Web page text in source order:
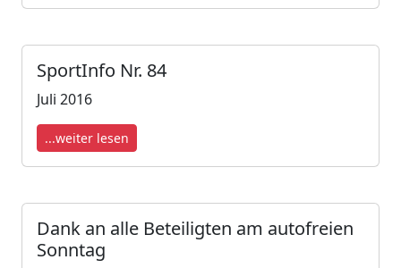
SportInfo Nr. 84
Juli 2016
...weiter lesen
Dank an alle Beteiligten am autofreien
Sonntag